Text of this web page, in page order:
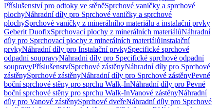
Příslušenství pro odtoky ve stěněSprchové vaničky a sprchové
plochyNáhradní díly pro Sprchové vaničky a sprchové
plochySprchové vaničky z minerálního materiálu a instalační prvky
Geberit DuofixSprchovací plochy z minerálních materiálůNáhradní
díly pro Sprchovací plochy z minerálních materiálůInstalační
prvkyNáhradní díly pro Instalační prvkySpecifické sprchové
odpadní soupravyNáhradní díly pro Specifické sprchové odpadní
soupravyPříslušenstvíSprchové zástěnyNáhradní díly pro Sprchové
zástěnySprchové zástěnyNáhradní díly pro Sprchové zástěnyPevné
boční sprchové stěny pro sprchu Walk-InNáhradní díly pro Pevné
boční sprchové stěny pro sprchu Walk-InVanové zástěnyNáhradní
díly pro Vanové zástěnySprchové dveřeNáhradní díly pro Sprchové